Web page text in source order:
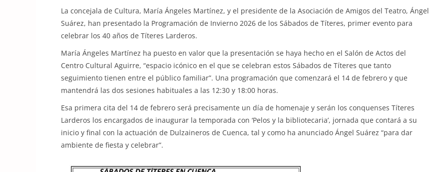
La concejala de Cultura, María Ángeles Martínez, y el presidente de la Asociación de Amigos del Teatro, Ángel
Suárez, han presentado la Programación de Invierno 2026 de los Sábados de Títeres, primer evento para
celebrar los 40 años de Títeres Larderos.
María Ángeles Martínez ha puesto en valor que la presentación se haya hecho en el Salón de Actos del
Centro Cultural Aguirre, “espacio icónico en el que se celebran estos Sábados de Títeres que tanto
seguimiento tienen entre el público familiar”. Una programación que comenzará el 14 de febrero y que
mantendrá las dos sesiones habituales a las 12:30 y 18:00 horas.
Esa primera cita del 14 de febrero será precisamente un día de homenaje y serán los conquenses Títeres
Larderos los encargados de inaugurar la temporada con ‘Pelos y la bibliotecaria’, jornada que contará a su
inicio y final con la actuación de Dulzaineros de Cuenca, tal y como ha anunciado Ángel Suárez “para dar
ambiente de fiesta y celebrar”.